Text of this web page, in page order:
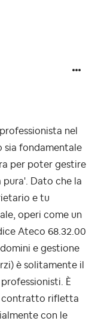
nel
sia fondamentale
per poter gestire
Dato che la
e tu
operi come un
Ateco 68.32.00
e gestione
è solitamente il
È
contratto rifletta
con le